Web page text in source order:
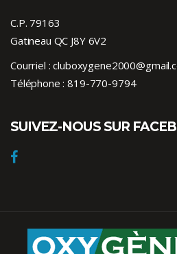
C.P. 79163
Gatineau QC J8Y 6V2
Courriel :
Téléphone :819-770-9794
SUIVEZ-NOUS SUR